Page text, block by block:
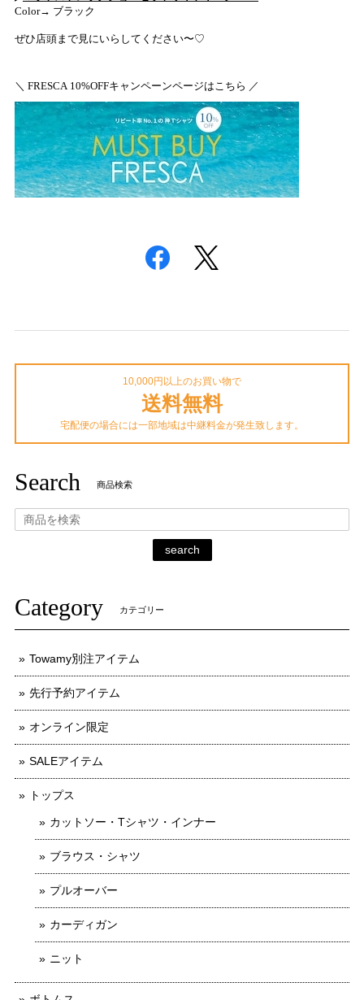
Color→ ブラック
ぜひ店頭まで見にいらしてください〜♡
＼ FRESCA 10%OFFキャンペーンページはこちら ／
10,000円以上のお買い物で
送料無料
宅配便の場合には一部地域は中継料金が発生致します。
Search 商品検索
search
Category カテゴリー
Towamy別注アイテム
先行予約アイテム
オンライン限定
SALEアイテム
トップス
カットソー・Tシャツ・インナー
ブラウス・シャツ
プルオーバー
カーディガン
ニット